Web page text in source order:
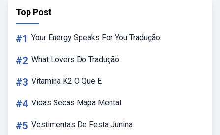
Top Post
#1 Your Energy Speaks For You Tradução
#2 What Lovers Do Tradução
#3 Vitamina K2 O Que E
#4 Vidas Secas Mapa Mental
#5 Vestimentas De Festa Junina